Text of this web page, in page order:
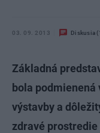
03. 09. 2013 Diskusia
Základná
bola
výstavby a
zdravé